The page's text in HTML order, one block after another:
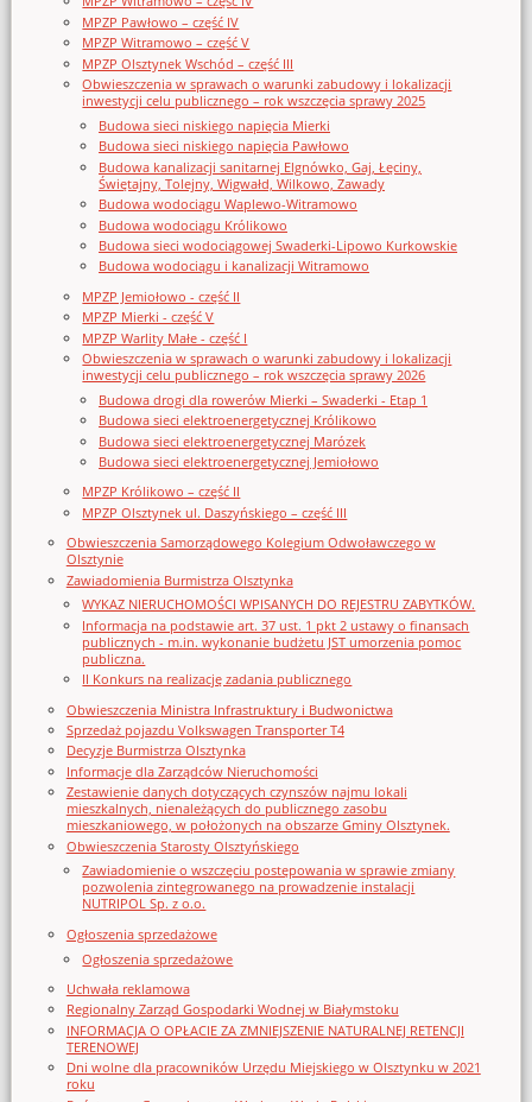
MPZP Pawłowo – część IV
MPZP Witramowo – część V
MPZP Olsztynek Wschód – część III
Obwieszczenia w sprawach o warunki zabudowy i lokalizacji
inwestycji celu publicznego – rok wszczęcia sprawy 2025
Budowa sieci niskiego napięcia Mierki
Budowa sieci niskiego napięcia Pawłowo
Budowa kanalizacji sanitarnej Elgnówko, Gaj, Łęciny,
Świętajny, Tolejny, Wigwałd, Wilkowo, Zawady
Budowa wodociągu Waplewo-Witramowo
Budowa wodociągu Królikowo
Budowa sieci wodociągowej Swaderki-Lipowo Kurkowskie
Budowa wodociągu i kanalizacji Witramowo
MPZP Jemiołowo - część II
MPZP Mierki - część V
MPZP Warlity Małe - część I
Obwieszczenia w sprawach o warunki zabudowy i lokalizacji
inwestycji celu publicznego – rok wszczęcia sprawy 2026
Budowa drogi dla rowerów Mierki – Swaderki - Etap 1
Budowa sieci elektroenergetycznej Królikowo
Budowa sieci elektroenergetycznej Marózek
Budowa sieci elektroenergetycznej Jemiołowo
MPZP Królikowo – część II
MPZP Olsztynek ul. Daszyńskiego – część III
Obwieszczenia Samorządowego Kolegium Odwoławczego w
Olsztynie
Zawiadomienia Burmistrza Olsztynka
WYKAZ NIERUCHOMOŚCI WPISANYCH DO REJESTRU ZABYTKÓW.
Informacja na podstawie art. 37 ust. 1 pkt 2 ustawy o finansach
publicznych - m.in. wykonanie budżetu JST umorzenia pomoc
publiczna.
II Konkurs na realizację zadania publicznego
Obwieszczenia Ministra Infrastruktury i Budwonictwa
Sprzedaż pojazdu Volkswagen Transporter T4
Decyzje Burmistrza Olsztynka
Informacje dla Zarządców Nieruchomości
Zestawienie danych dotyczących czynszów najmu lokali
mieszkalnych, nienależących do publicznego zasobu
mieszkaniowego, w położonych na obszarze Gminy Olsztynek.
Obwieszczenia Starosty Olsztyńskiego
Zawiadomienie o wszczęciu postępowania w sprawie zmiany
pozwolenia zintegrowanego na prowadzenie instalacji
NUTRIPOL Sp. z o.o.
Ogłoszenia sprzedażowe
Ogłoszenia sprzedażowe
Uchwała reklamowa
Regionalny Zarząd Gospodarki Wodnej w Białymstoku
INFORMACJA O OPŁACIE ZA ZMNIEJSZENIE NATURALNEJ RETENCJI
TERENOWEJ
Dni wolne dla pracowników Urzędu Miejskiego w Olsztynku w 2021
roku